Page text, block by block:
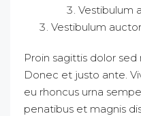
Vestibulum
Vestibulum
Proin sagittis dolor
Donec et justo ante.
eu rhoncus urna
penatibus et magnis